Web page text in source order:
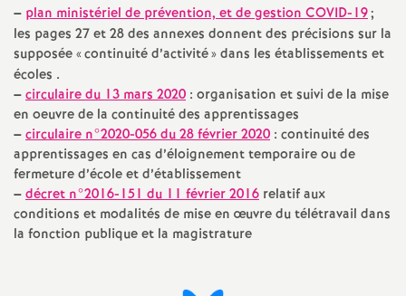
– plan ministériel de prévention, et de gestion COVID-19;
les pages 27 et 28 des annexes donnent des précisions sur la
supposée «continuité d’activité» dans les établissements et
écoles .
–circulaire du 13 mars 2020 : organisation et suivi de la mise
en oeuvre de la continuité des apprentissages
–circulaire n°2020-056 du 28 février 2020 : continuité des
apprentissages en cas d’éloignement temporaire ou de
fermeture d’école et d’établissement
–décret n°2016-151 du 11 février 2016 relatif aux
conditions et modalités de mise en œuvre du télétravail dans
la fonction publique et la magistrature